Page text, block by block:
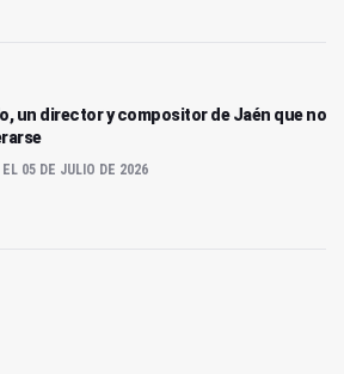
un director y compositor de Jaén que no
EL 05 DE JULIO DE 2026